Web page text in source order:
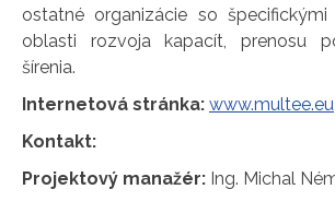
ostatné organizácie so špecifickými
oblasti rozvoja kapacít, prenosu
šírenia.
Internetová stránka: www.multee.eu
Kontakt:
Projektový manažér: Ing. Michal